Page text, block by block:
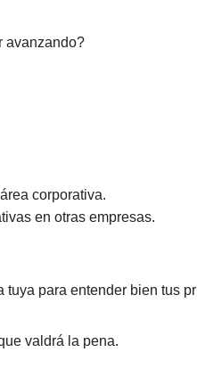
avanzando?
corporativa.
en otras empresas.
para entender bien tus
valdrá la pena.